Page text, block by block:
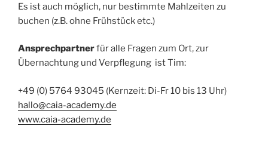
Es ist auch möglich, nur bestimmte Mahlzeiten zu
buchen (z.B. ohne Frühstück etc.)
Ansprechpartnerfür alle Fragen zum Ort, zur
Übernachtung und Verpflegung ist Tim:
+49 (0) 5764 93045 (Kernzeit: Di-Fr 10 bis 13 Uhr)
hallo@caia-academy.de
www.caia-academy.de